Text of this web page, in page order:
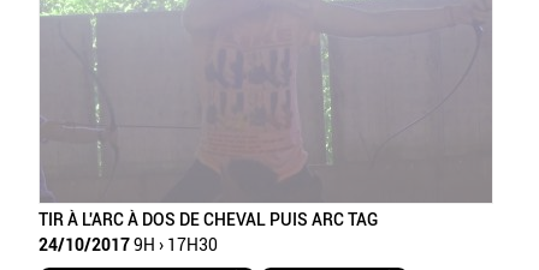
TIR À L'ARC À DOS DE CHEVAL PUIS ARC TAG
24/10/20179H › 17H30